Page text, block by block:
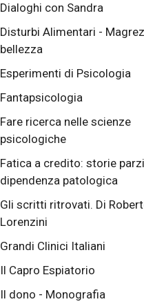
Dialoghi con Sandra
Disturbi Alimentari -
bellezza
Esperimenti di Psicologia
Fantapsicologia
Fare ricerca nelle scienze
psicologiche
Fatica a credito: storie
dipendenza patologica
Gli scritti ritrovati. Di
Lorenzini
Grandi Clinici Italiani
Il Capro Espiatorio
Il dono - Monografia